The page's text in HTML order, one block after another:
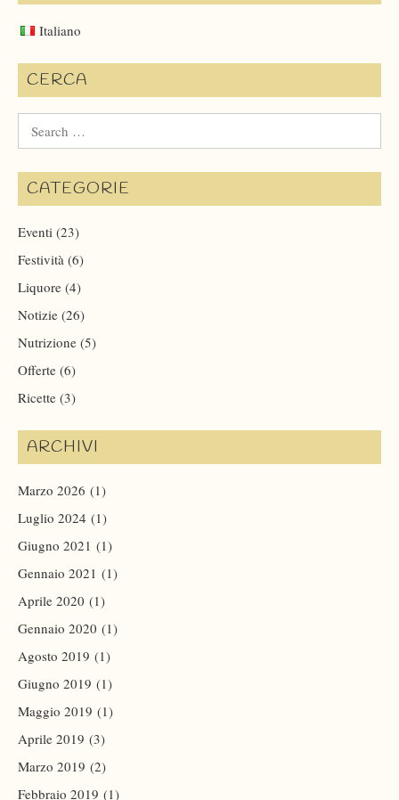
Italiano
CERCA
for:
CATEGORIE
Eventi (23)
Festività (6)
Liquore (4)
Notizie (26)
Nutrizione (5)
Offerte (6)
Ricette (3)
ARCHIVI
Marzo 2026 (1)
Luglio 2024 (1)
Giugno 2021 (1)
Gennaio 2021 (1)
Aprile 2020 (1)
Gennaio 2020 (1)
Agosto 2019 (1)
Giugno 2019 (1)
Maggio 2019 (1)
Aprile 2019 (3)
Marzo 2019 (2)
Febbraio 2019 (1)